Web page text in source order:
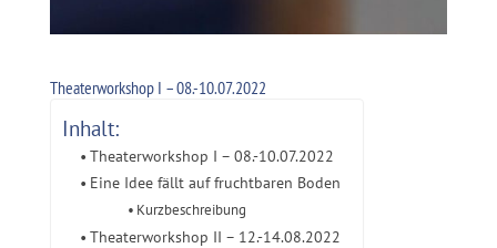
Theaterworkshop I – 08.-10.07.2022
Inhalt:
Theaterworkshop I – 08.-10.07.2022
Eine Idee fällt auf fruchtbaren Boden
Kurzbeschreibung
Theaterworkshop II – 12.-14.08.2022